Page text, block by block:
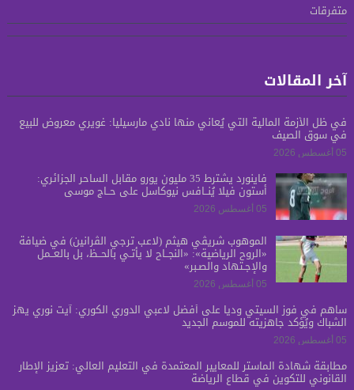
متفرقات
آخر المقالات
في ظل الأزمة المالية التي يُعاني منها نادي مارسيليا: غويري معروض للبيع
في سوق الصيف
05 أغسطس 2026
فاينورد يشترط 35 مليون يورو مقابل الساحر الجزائري:
أستون فيلا يُنــافس نيوكاسل على حــاج موسى
05 أغسطس 2026
الموهوب شريڤي هيثم (لاعب ترجي الڤرانين) في ضيافة
«الروح الرياضية»: «النجــاح لا يأتـي بالحــظ، بل بالعــمل
والإجـتهاد والصـبر»
05 أغسطس 2026
ساهم في فوز السيتي ودياً على أفضل لاعبي الدوري الكوري: آيت نوري يهز
الشباك ويُؤكد جاهزيته للموسم الجديد
05 أغسطس 2026
مطابقة شهادة الماستر للمعايير المعتمدة في التعليم العالي: تعزيز الإطار
القانوني للتكوين في قطاع الرياضة